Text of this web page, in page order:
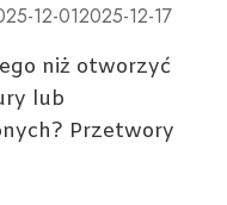
12-012025-12-17
niż otworzyć
lub
Przetwory